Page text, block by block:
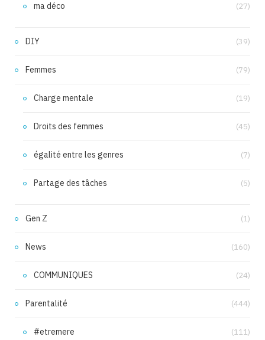
ma déco (27)
DIY (39)
Femmes (79)
Charge mentale (19)
Droits des femmes (45)
égalité entre les genres (7)
Partage des tâches (5)
Gen Z (1)
News (160)
COMMUNIQUES (24)
Parentalité (444)
#etremere (111)